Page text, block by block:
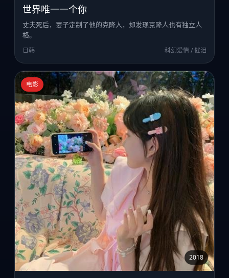
世界唯一一个你
丈夫死后，妻子定制了他的克隆人，却发现克隆人也有独立人
格。
日韩 科幻爱情 / 催泪
电影
2018